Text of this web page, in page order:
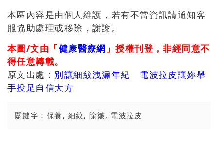
本區內容是由個人維護，若有不當資訊請通知客
服協助處理或移除，謝謝。
本圖/文由「健康醫療網 」授權刊登，非經同意不
得任意轉載。
原文出處： 別讓細紋洩漏年紀 電波拉皮讓妳舉
手投足自信大方
關鍵字： 保養 , 細紋,除皺, 電波拉皮